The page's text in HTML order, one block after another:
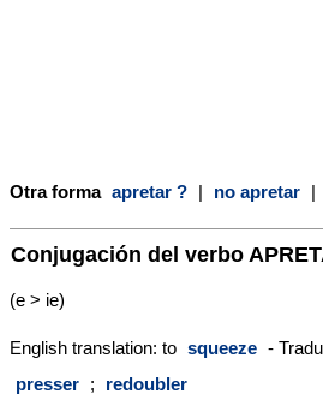
Otra forma apretar ? | no apretar |
Conjugación del verbo
(e > ie)
English translation: to squeeze -
presser ; redoubler